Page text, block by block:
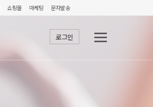
쇼핑몰 마케팅 문자발송
로그인